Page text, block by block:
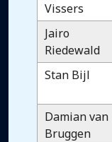
Vissers
Jairo
Riedewald
Stan Bijl
Damian van
Bruggen